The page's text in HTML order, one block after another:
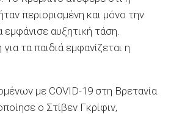
περιορισμένη και μόνο την
αυξητική τάση.
για τα παιδιά εμφανίζεται η
με COVID-19 στη Βρετανία
ο Στίβεν Γκρίφιν,